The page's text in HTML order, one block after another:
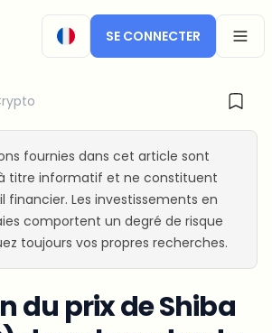
SE CONNECTER
fournies dans cet article sont
titre informatif et ne constituent
financier. Les investissements en
comportent un degré de risque
toujours vos propres recherches.
du prix de Shiba